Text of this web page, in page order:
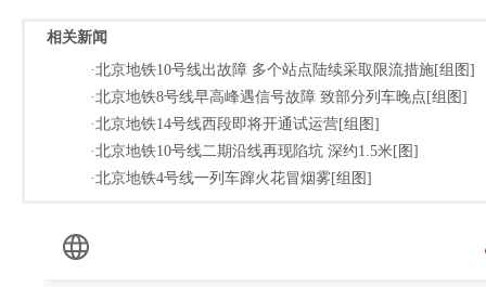
相关新闻
·北京地铁10号线出故障 多个站点陆续采取限流措施[组图]
·北京地铁8号线早高峰遇信号故障 致部分列车晚点[组图]
·北京地铁14号线西段即将开通试运营[组图]
·北京地铁10号线二期沿线再现陷坑 深约1.5米[图]
·北京地铁4号线一列车蹿火花冒烟雾[组图]